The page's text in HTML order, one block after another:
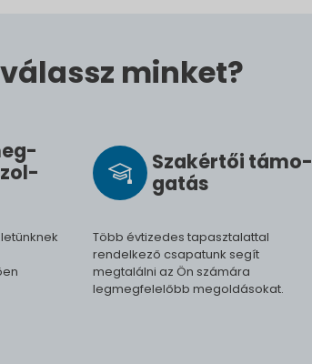
minket?
Szak­értői tá­mo­
ga­tás
Több évtizedes tapasztalattal
rendelkező csapatunk segít
megtalálni az Ön számára
legmegfelelőbb megoldásokat.